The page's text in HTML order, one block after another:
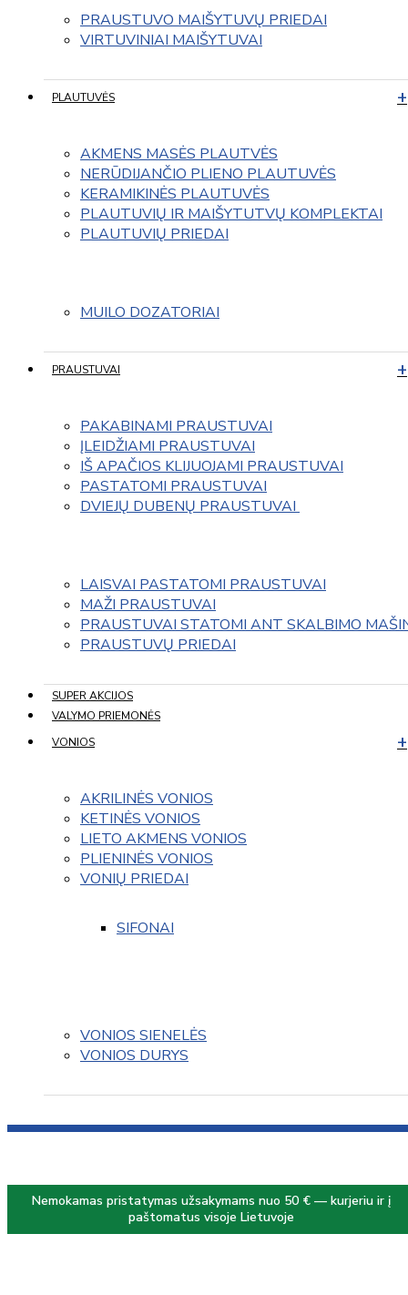
PRAUSTUVO MAIŠYTUVŲ PRIEDAI
VIRTUVINIAI MAIŠYTUVAI
PLAUTUVĖS
AKMENS MASĖS PLAUTVĖS
NERŪDIJANČIO PLIENO PLAUTUVĖS
KERAMIKINĖS PLAUTUVĖS
PLAUTUVIŲ IR MAIŠYTUTVŲ KOMPLEKTAI
PLAUTUVIŲ PRIEDAI
MUILO DOZATORIAI
PRAUSTUVAI
PAKABINAMI PRAUSTUVAI
ĮLEIDŽIAMI PRAUSTUVAI
IŠ APAČIOS KLIJUOJAMI PRAUSTUVAI
PASTATOMI PRAUSTUVAI
DVIEJŲ DUBENŲ PRAUSTUVAI
LAISVAI PASTATOMI PRAUSTUVAI
MAŽI PRAUSTUVAI
PRAUSTUVAI STATOMI ANT SKALBIMO
PRAUSTUVŲ PRIEDAI
SUPER AKCIJOS
VALYMO PRIEMONĖS
VONIOS
AKRILINĖS VONIOS
KETINĖS VONIOS
LIETO AKMENS VONIOS
PLIENINĖS VONIOS
VONIŲ PRIEDAI
SIFONAI
VONIOS SIENELĖS
VONIOS DURYS
Nemokamas pristatymas užsakymams nuo 50 € — kurjeriu ir į
paštomatus visoje Lietuvoje